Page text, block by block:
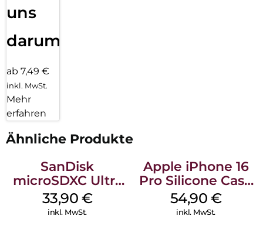
uns
darum!
ab 7,49 €
inkl. MwSt.
Mehr
erfahren
Ähnliche Produkte
SanDisk
microSDXC Ultra
128 GB + Adapter
Mobile
33,90 €
inkl. MwSt.
Apple iPhone 16
Pro Silicone Case
MagSafe Black
54,90 €
inkl. MwSt.